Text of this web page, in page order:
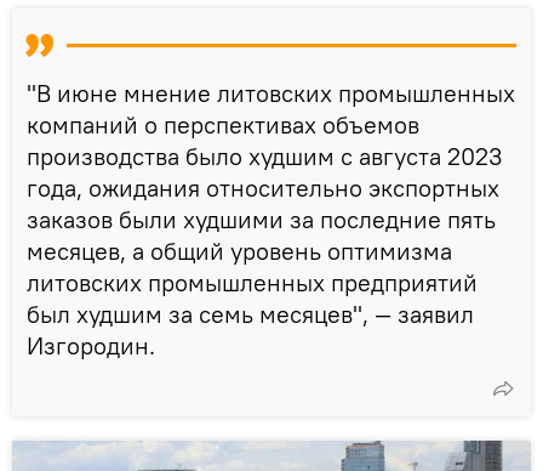
"В июне мнение литовских промышленных
компаний о перспективах объемов
производства было худшим с августа 2023
года, ожидания относительно экспортных
заказов были худшими за последние пять
месяцев, а общий уровень оптимизма
литовских промышленных предприятий
был худшим за семь месяцев", — заявил
Изгородин.